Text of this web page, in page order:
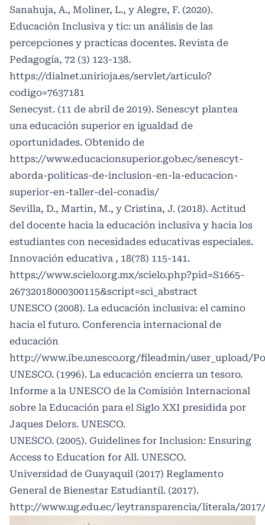
Sanahuja, A., Moliner, L., y Alegre, F. (2020).
Educación Inclusiva y tic: un análisis de las
percepciones y practicas docentes. Revista de
Pedagogía, 72 (3) 123-138.
https://dialnet.unirioja.es/servlet/articulo?
codigo=7637181
Senecyst. (11 de abril de 2019). Senescyt plantea
una educación superior en igualdad de
oportunidades. Obtenido de
https://www.educacionsuperior.gob.ec/senescyt-
aborda-politicas-de-inclusion-en-la-educacion-
superior-en-taller-del-conadis/
Sevilla, D., Martin, M., y Cristina, J. (2018). Actitud
del docente hacia la educación inclusiva y hacia los
estudiantes con necesidades educativas especiales.
Innovación educativa , 18(78) 115-141.
https://www.scielo.org.mx/scielo.php?pid=S1665-
26732018000300115&script=sci_abstract
UNESCO (2008). La educación inclusiva: el camino
hacia el futuro. Conferencia internacional de
educación
http://www.ibe.unesco.org/fileadmin/user_upload/
UNESCO. (1996). La educación encierra un tesoro.
Informe a la UNESCO de la Comisión Internacional
sobre la Educación para el Siglo XXI presidida por
Jaques Delors. UNESCO.
UNESCO. (2005). Guidelines for Inclusion: Ensuring
Access to Education for All. UNESCO.
Universidad de Guayaquil (2017) Reglamento
General de Bienestar Estudiantil. (2017).
http://www.ug.edu.ec/leytransparencia/literala/